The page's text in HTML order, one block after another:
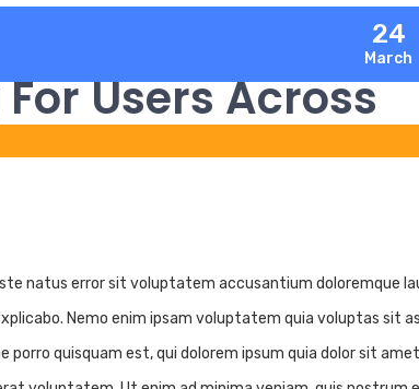
24
March
Users Across
natus error sit voluptatem accusantium doloremque
Nemo enim ipsam voluptatem quia voluptas sit
porro quisquam est, qui dolorem ipsum quia dolor sit